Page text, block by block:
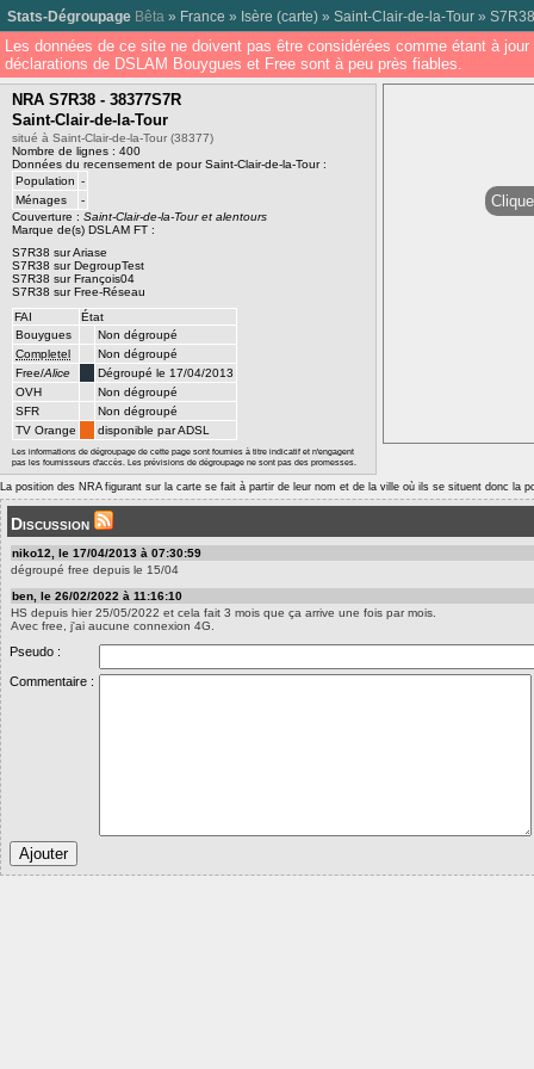
Stats-Dégroupage Bêta » France » Isère (carte) » Saint-Clair-de-la-Tour » S7R38
Les données de ce site ne doivent pas être considérées comme étant à
déclarations de DSLAM Bouygues et Free sont à peu près fiables.
NRA S7R38 - 38377S7R
Saint-Clair-de-la-Tour
situé à Saint-Clair-de-la-Tour (38377)
Nombre de lignes : 400
Données du recensement de pour Saint-Clair-de-la-Tour :
Population -
Ménages
-
Couverture : Saint-Clair-de-la-Tour et alentours
Marque de(s) DSLAM FT :
S7R38 sur Ariase
S7R38 sur DegroupTest
S7R38 sur François04
S7R38 sur Free-Réseau
FAI
État
Bouygues
Non dégroupé
Completel
Non dégroupé
Free/Alice
Dégroupé le 17/04/2013
OVH
Non dégroupé
SFR
Non dégroupé
TV Orange
disponible par ADSL
Les informations de dégroupage de cette page sont fournies à titre indicatif et n'engagent
pas les fournisseurs d'accès. Les prévisions de dégroupage ne sont pas des promesses.
La position des NRA figurant sur la carte se fait à partir de leur nom et de la ville où ils se situent donc la
Discussion
niko12, le 17/04/2013 à 07:30:59
dégroupé free depuis le 15/04
ben, le 26/02/2022 à 11:16:10
HS depuis hier 25/05/2022 et cela fait 3 mois que ça arrive une fois par mois.
Avec free, j'ai aucune connexion 4G.
Pseudo :
Commentaire :